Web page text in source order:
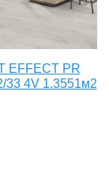
EFFECT PR
33 4V 1.3551м2